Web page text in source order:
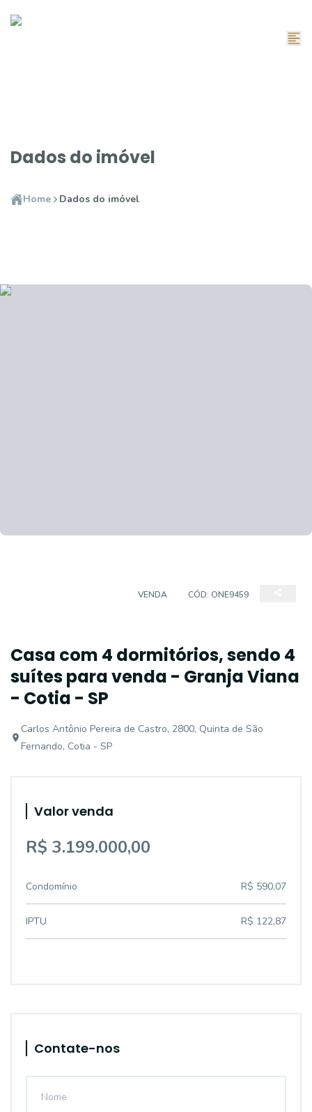
Dados do imóvel
Home Dados do imóvel
VENDA CÓD: ONE9459
Casa com 4 dormitórios, sendo 4
suítes para venda - Granja Viana
- Cotia - SP
Carlos Antônio Pereira de Castro, 2800, Quinta de São
Fernando, Cotia - SP
Valor venda
R$ 3.199.000,00
Condomínio R$ 590,07
IPTU R$ 122,87
Contate-nos